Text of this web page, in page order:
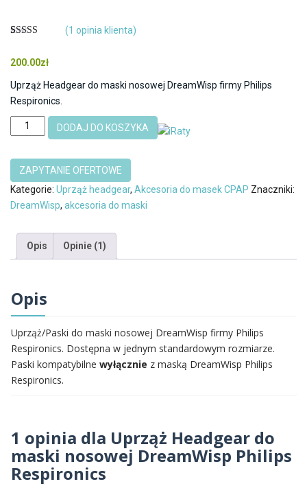
podstawie
(1 opinia klienta)
200.00zł
Uprząż Headgear do maski nosowej DreamWisp firmy Philips
Respironics.
ilość
Uprząż
do
maski
nosowej
Philips
Respironics
DODAJ DO KOSZYKA
Kategorie: Uprząż headgear, Akcesoria do masek CPAP Znaczniki:
DreamWisp, akcesoria do maski
Opis Opinie (1)
Opis
Uprząż/Paski do maski nosowej DreamWisp firmy Philips
Respironics. Dostępna w jednym standardowym rozmiarze.
Paski kompatybilne wyłącznie z maską DreamWisp Philips
Respironics.
1 opinia dla Uprząż Headgear do
maski nosowej DreamWisp Philips
Respironics